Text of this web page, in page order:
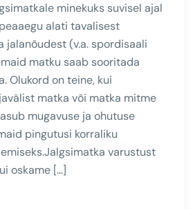
minekuks suvisel ajal
alati tavalisest
jalanõudest (v.a. spordisaali
matku saab sooritada
Olukord on teine, kui
matka või matka mitme
mugavuse ja ohutuse
pingutusi korraliku
varustust
oskame […]